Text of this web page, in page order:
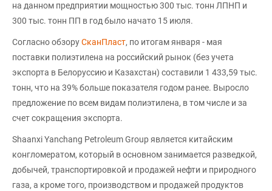
на данном предприятии мощностью 300 тыс. тонн ЛПНП и
300 тыс. тонн ПП в год было начато 15 июля.
Согласно обзоруСканПласт, по итогам января - мая
поставки полиэтилена на российский рынок (без учета
экспорта в Белоруссию и Казахстан) составили 1 433,59 тыс.
тонн, что на 39% больше показателя годом ранее. Выросло
предложение по всем видам полиэтилена, в том числе и за
счет сокращения экспорта.
Shaanxi Yanchang Petroleum Group является китайским
конгломератом, который в основном занимается разведкой,
добычей, транспортировкой и продажей нефти и природного
газа, а кроме того, производством и продажей продуктов